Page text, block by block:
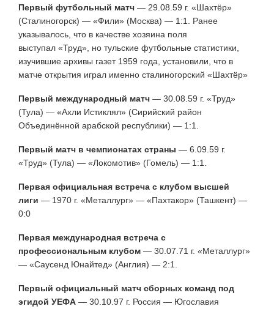
Первый футбольный матч — 29.08.59 г. «Шахтёр»
(Сталиногорск) — «Фили» (Москва) — 1:1. Ранее
указывалось, что в качестве хозяина поля
выступал «Труд», но тульские футбольные статистики,
изучившие архивы газет 1959 года, установили, что в
матче открытия играл именно сталиногорский «Шахтёр»
Первый международный матч — 30.08.59 г. «Труд»
(Тула) — «Ахли Истиклял» (Сирийский район
Объединённой арабской республики) — 1:1.
Первый матч в чемпионатах страны — 6.09.59 г.
«Труд» (Тула) — «Локомотив» (Гомель) — 1:1.
Первая официальная встреча с клубом высшей
лиги — 1970 г. «Металлург» — «Пахтакор» (Ташкент) —
0:0
Первая международная встреча с
профессиональным клубом — 30.07.71 г. «Металлург»
— «Саусенд Юнайтед» (Англия) — 2:1.
Первый официальный матч сборных команд под
эгидой УЕФА — 30.10.97 г. Россия — Югославия